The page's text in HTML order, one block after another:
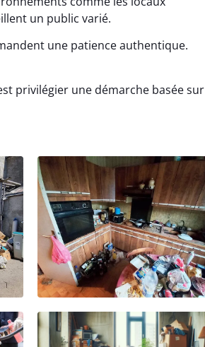
un public varié.
une patience authentique.
privilégier une démarche basée sur